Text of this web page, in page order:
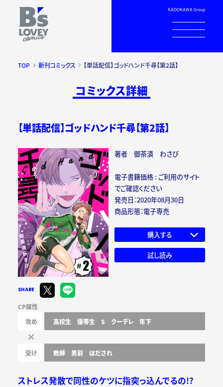
TOP 新刊コミックス 【単話配信】ゴッドハンド千尋【第2話】
コミックス詳細
【単話配信】ゴッドハンド千尋【第2話】
著者 御茶漬 わさび
電子書籍価格 : ご利用のサイト
でご確認ください
発売日：2020年08月30日
商品形態：電子専売
購入する
試し読み
SHARE
CP属性
攻め
高校生 優等生 S クーデレ 年下
受け 教師 男前 ほだされ
ストレス発散で同性のケツに指突っ込んでるの!?